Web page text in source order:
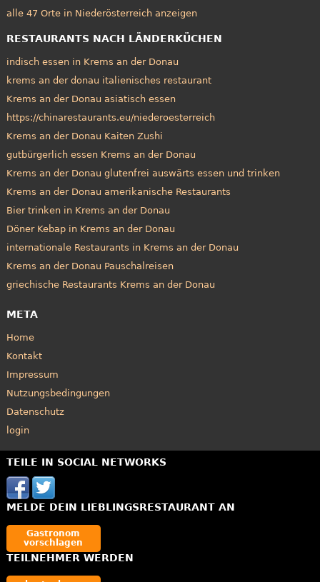
alle 47 Orte in Niederösterreich anzeigen
RESTAURANTS NACH LÄNDERKÜCHEN
indisch essen in Krems an der Donau
krems an der donau italienisches restaurant
Krems an der Donau asiatisch essen
https://chinarestaurants.eu/niederoesterreich
Krems an der Donau Kaiten Zushi
gutbürgerlich essen Krems an der Donau
Krems an der Donau glutenfrei auswärts essen und trinken
Krems an der Donau amerikanische Restaurants
Bier trinken in Krems an der Donau
Döner Kebap in Krems an der Donau
internationale Restaurants in Krems an der Donau
Krems an der Donau Pauschalreisen
griechische Restaurants Krems an der Donau
META
Home
Kontakt
Impressum
Nutzungsbedingungen
Datenschutz
login
TEILE IN SOCIAL NETWORKS
MELDE DEIN LIEBLINGSRESTAURANT AN
Gastronom
vorschlagen
TEILNEHMER WERDEN